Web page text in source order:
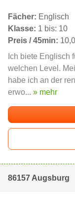
Fächer: Englisch
Klasse: 1 bis: 10
Preis / 45min:
Ich biete Englisch
welchen Level.
habe ich an der
erwo... » mehr
86157 Augsburg